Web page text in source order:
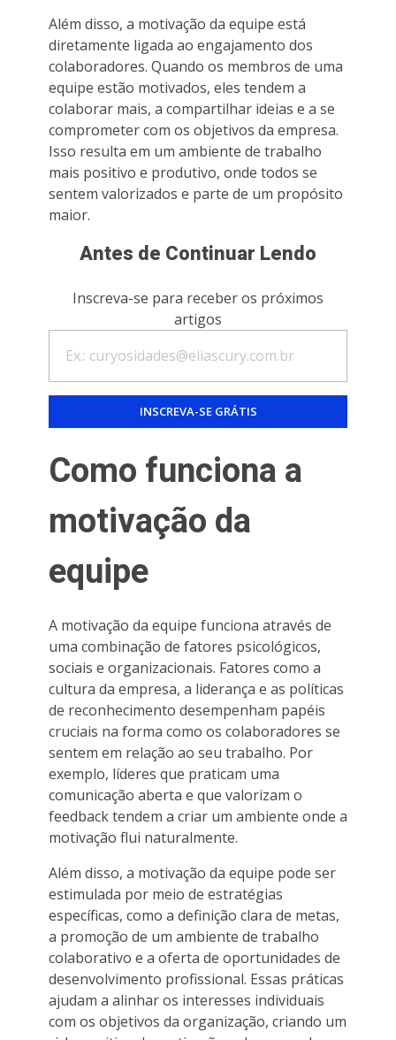
Além disso, a motivação da equipe está
diretamente ligada ao engajamento dos
colaboradores. Quando os membros de uma
equipe estão motivados, eles tendem a
colaborar mais, a compartilhar ideias e a se
comprometer com os objetivos da empresa.
Isso resulta em um ambiente de trabalho
mais positivo e produtivo, onde todos se
sentem valorizados e parte de um propósito
maior.
Antes de Continuar Lendo
Inscreva-se para receber os próximos
artigos
Como funciona a
motivação da
equipe
A motivação da equipe funciona através de
uma combinação de fatores psicológicos,
sociais e organizacionais. Fatores como a
cultura da empresa, a liderança e as políticas
de reconhecimento desempenham papéis
cruciais na forma como os colaboradores se
sentem em relação ao seu trabalho. Por
exemplo, líderes que praticam uma
comunicação aberta e que valorizam o
feedback tendem a criar um ambiente onde a
motivação flui naturalmente.
Além disso, a motivação da equipe pode ser
estimulada por meio de estratégias
específicas, como a definição clara de metas,
a promoção de um ambiente de trabalho
colaborativo e a oferta de oportunidades de
desenvolvimento profissional. Essas práticas
ajudam a alinhar os interesses individuais
com os objetivos da organização, criando um